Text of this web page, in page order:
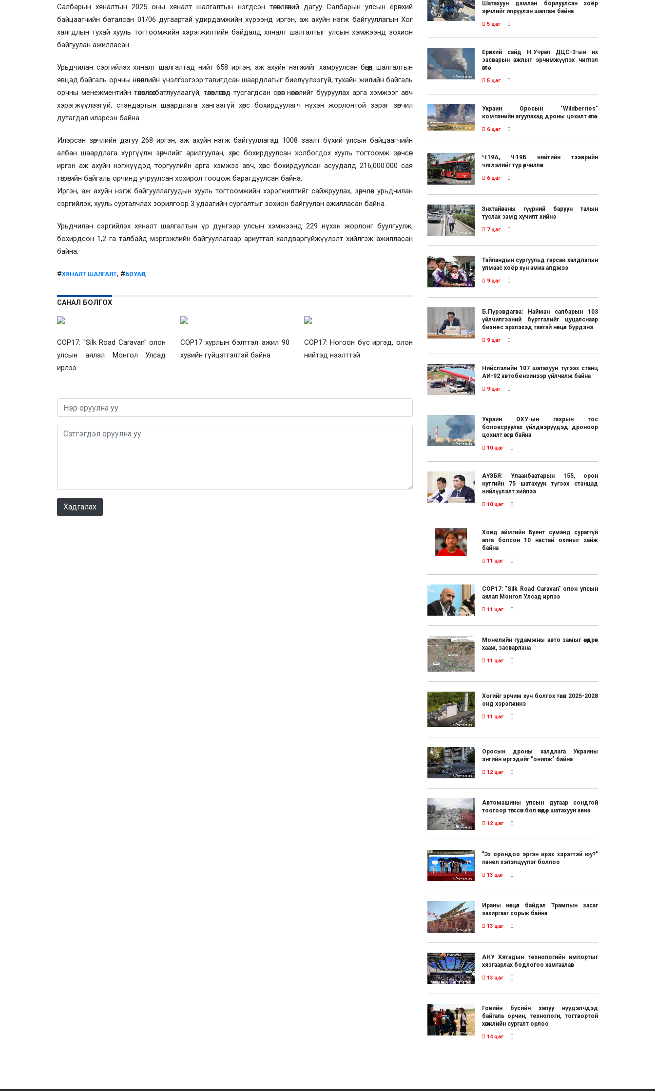
Салбарын хяналтын 2025 оны хяналт шалгалтын нэгдсэн төлөвлөгөөний дагуу Салбарын улсын ерөнхий
байцаагчийн баталсан 01/06 дугаартай удирдамжийн хүрээнд иргэн, аж ахуйн нэгж байгууллагын Хог
хаягдлын тухай хууль тогтоомжийн хэрэгжилтийн байдалд хяналт шалгалтыг улсын хэмжээнд зохион
байгуулан ажилласан.
Урьдчилан сэргийлэх хяналт шалгалтад нийт 658 иргэн, аж ахуйн нэгжийг хамруулсан бөгөөд шалгалтын
явцад байгаль орчны нөлөөллийн үнэлгээгээр тавигдсан шаардлагыг биелүүлээгүй, тухайн жилийн байгаль
орчны менежментийн төлөвлөгөө батлуулаагүй, төлөвлөгөөнд тусгагдсан сөрөг нөлөөллийг бууруулах арга хэмжээг авч
хэрэгжүүлээгүй, стандартын шаардлага хангаагүй хөрс бохирдуулагч нүхэн жорлонтой зэрэг зөрчил
дутагдал илэрсэн байна.
Илэрсэн зөрчлийн дагуу 268 иргэн, аж ахуйн нэгж байгууллагад 1008 заалт бүхий улсын байцаагчийн
албан шаардлага хүргүүлж зөрчлийг арилгуулан, хөрс бохирдуулсан холбогдох хууль тогтоомж зөрчсөн
иргэн аж ахуйн нэгжүүдэд торгуулийн арга хэмжээ авч, хөрс бохирдуулсан асуудалд 216,000.000 сая
төгрөгийн байгаль орчинд учруулсан хохирол тооцож барагдуулсан байна.
Иргэн, аж ахуйн нэгж байгууллагуудын хууль тогтоомжийн хэрэгжилтийг сайжруулах, зөрчлөөс урьдчилан
сэргийлэх, хууль сурталчлах зорилгоор 3 удаагийн сургалтыг зохион байгуулан ажилласан байна.
Урьдчилан сэргийлэх хяналт шалгалтын үр дүнгээр улсын хэмжээнд 229 нүхэн жорлонг буулгуулж,
бохирдсон 1,2 га талбайд мэргэжлийн байгууллагаар ариутгал халдваргүйжүүлэлт хийлгэж ажилласан
байна.
#ХЯНАЛТ ШАЛГАЛТ, # БОУАӨЯ,
САНАЛ БОЛГОХ
COP17: "Silk Road Caravan" олон
улсын аялал Монгол Улсад
ирлээ
COP17 хурлын бэлтгэл ажил 90
хувийн гүйцэтгэлтэй байна
COP17: Ногоон бүс иргэд, олон
нийтэд нээлттэй
Хадгалах
Шатахуун дамлан борлуулсан хоёр
зөрчлийг илрүүлэн шалгаж байна
5 цаг
Ерөнхий сайд Н.Учрал ДЦС-3-ын их
засварын ажлыг эрчимжүүлэх чиглэл
өглөө
5 цаг
Украин Оросын "Wildberries"
компанийн агуулахад дроны цохилт өглөө
6 цаг
Ч:19А, Ч:19Б нийтийн тээврийн
чиглэлийг түр өөрчиллөө
6 цаг
Энхтайваны гүүрний баруун талын
туслах замд хучилт хийнэ
7 цаг
Тайландын сургуульд гарсан халдлагын
улмаас хоёр хүн амиа алджээ
9 цаг
Б.Пүрэвдагва: Найман салбарын 103
үйлчилгээний бүртгэлийг цуцалснаар
бизнес эрхлэхэд таатай нөхцөл бүрдэнэ
9 цаг
Нийслэлийн 107 шатахуун түгээх станц
АИ-92 автобензинээр үйлчилж байна
9 цаг
Украин ОХУ-ын газрын тос
боловсруулах үйлдвэрүүдэд дроноор
цохилт өгсөөр байна
10 цаг
АҮЭБЯ: Улаанбаатарын 155, орон
нутгийн 75 шатахуун түгээх станцад
нийлүүлэлт хийлээ
10 цаг
Ховд аймгийн Буянт суманд сураггүй
алга болсон 10 настай охиныг хайж
байна
11 цаг
COP17: "Silk Road Caravan" олон улсын
аялал Монгол Улсад ирлээ
11 цаг
Монелийн гудамжны авто замыг өнөөдрөөс
хааж, засварлана
11 цаг
Хогийг эрчим хүч болгох төсөл 2025-2028
онд хэрэгжинэ
11 цаг
Оросын дроны халдлага Украины
энгийн иргэдийг "онилж" байна
12 цаг
Автомашины улсын дугаар сондгой
тоогоор төгссөн бол өнөөдөр шатахуун авна
12 цаг
"Эх орондоо эргэн ирэх хэрэгтэй юу?"
панел хэлэлцүүлэг боллоо
13 цаг
Ираны нөхцөл байдал Трампын засаг
захиргааг сорьж байна
13 цаг
АНУ Хятадын технологийн импортыг
хязгаарлах бодлогоо хамгаалав
13 цаг
Говийн бүсийн залуу нүүдэлчдэд
байгаль орчин, технологи, тогтвортой
хөгжлийн сургалт орлоо
14 цаг